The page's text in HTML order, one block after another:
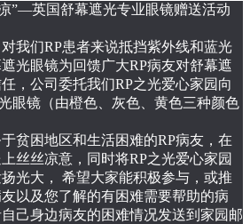
”—英国舒幕遮光专业眼镜赠送活动
我们RP患者来说抵挡紫外线和蓝光
光眼镜为回馈广大RP病友对舒幕遮
，公司委托我们RP之光爱心家园向
眼镜（由橙色、灰色、黄色三种颜色
贫困地区和生活困难的RP病友，在
丝丝凉意，同时将RP之光爱心家园
光大， 希望大家能积极参与，或推
以及您了解的有困难需要帮助的病
己身边病友的困难情况发送到家园邮